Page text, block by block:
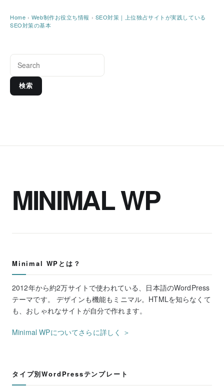
Home › Web制作お役立ち情報 › SEO対策｜上位独占サイトが実践している
SEO対策の基本
検索
MINIMAL WP
Minimal WPとは？
2012年から約2万サイトで使われている、日本語のWordPress
テーマです。 デザインも機能もミニマル。HTMLを知らなくて
も、おしゃれなサイトが自分で作れます。
Minimal WPについてさらに詳しく ＞
タイプ別WordPressテンプレート